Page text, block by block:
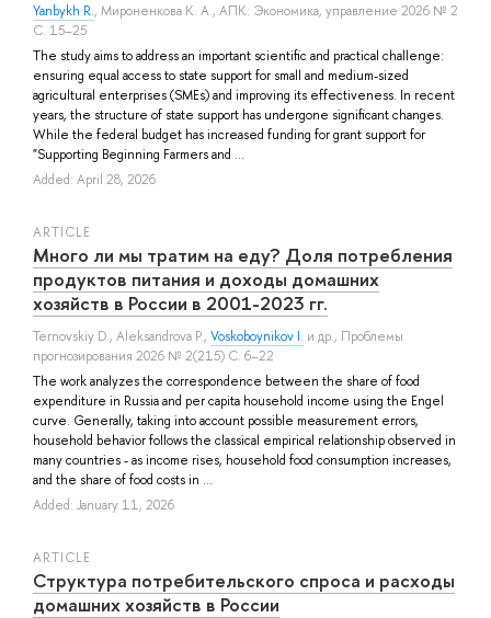
Yanbykh R., Мироненкова К. А., АПК: Экономика, управление 2026 № 2
С. 15–25
The study aims to address an important scientific and practical challenge:
ensuring equal access to state support for small and medium-sized
agricultural enterprises (SMEs) and improving its effectiveness. In recent
years, the structure of state support has undergone significant changes.
While the federal budget has increased funding for grant support for
"Supporting Beginning Farmers and ...
Added: April 28, 2026
ARTICLE
Много ли мы тратим на еду? Доля потребления
продуктов питания и доходы домашних
хозяйств в России в 2001-2023 гг.
Ternovskiy D., Aleksandrova P., Voskoboynikov I. и др., Проблемы
прогнозирования 2026 № 2(215) С. 6–22
The work analyzes the correspondence between the share of food
expenditure in Russia and per capita household income using the Engel
curve. Generally, taking into account possible measurement errors,
household behavior follows the classical empirical relationship observed in
many countries - as income rises, household food consumption increases,
and the share of food costs in ...
Added: January 11, 2026
ARTICLE
Структура потребительского спроса и расходы
домашних хозяйств в России